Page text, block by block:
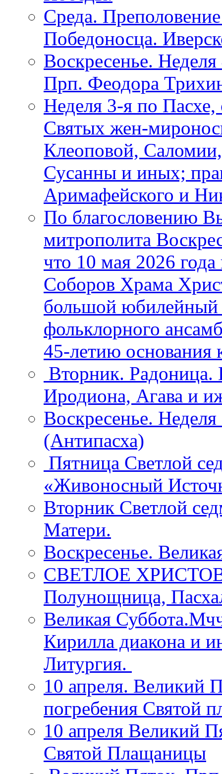
Среда.
Победоносца.
Воскресенье.
Прп. Феодора
Неделя 3-я по
Святых жен-
Клеоповой,
Сусанны и иных;
Аримафейского и
По благословению
митрополита
что 10 мая 2026
Соборов Храма
большой юбилейный
фольклорного
45-летию основания
Вторник.
Иродиона, Агава и
Воскресенье.
(Антипасха)
Пятница Светлой
«Живоносный
Вторник Светлой
Матери.
Воскресенье.
СВЕТЛОЕ
Полунощница,
Великая
Кирилла диакона и
Литургия.
10 апреля. Великий
погребения Святой
10 апреля Великий
Святой Плащаницы